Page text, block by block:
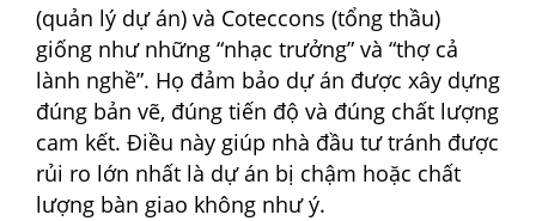
(quản lý dự án) và Coteccons (tổng thầu)
giống như những “nhạc trưởng” và “thợ cả
lành nghề”. Họ đảm bảo dự án được xây dựng
đúng bản vẽ, đúng tiến độ và đúng chất lượng
cam kết. Điều này giúp nhà đầu tư tránh được
rủi ro lớn nhất là dự án bị chậm hoặc chất
lượng bàn giao không như ý.